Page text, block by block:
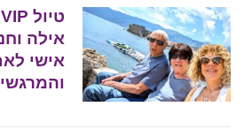
אילה
אישי